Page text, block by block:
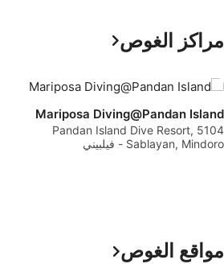
مراكز الغوص
Mariposa Diving@Pandan Island
Pandan Island Dive Resort, 5104
Sablayan, Mindoro - فيلبيني
مواقع الغوص